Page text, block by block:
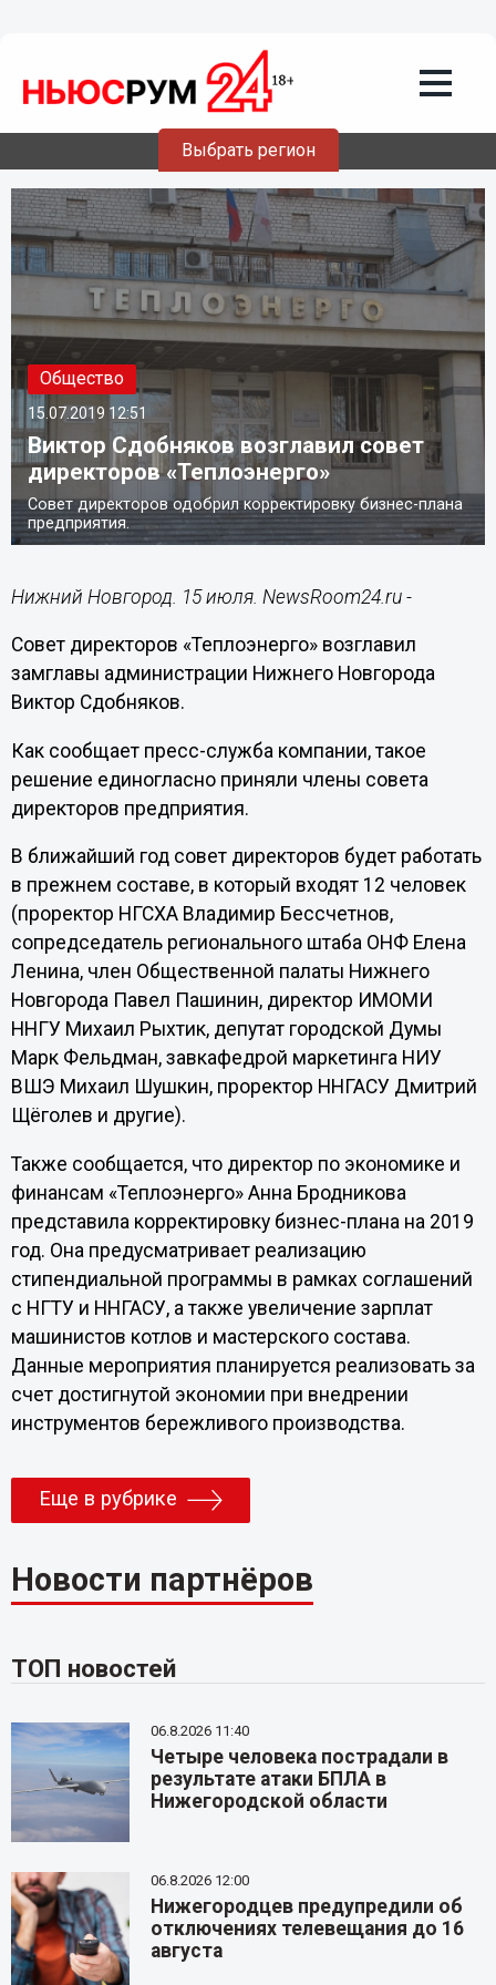
Выбрать регион
Общество
15.07.2019 12:51
Виктор Сдобняков возглавил совет
директоров «Теплоэнерго»
Совет директоров одобрил корректировку бизнес-плана
предприятия.
Нижний Новгород. 15 июля. NewsRoom24.ru -
Совет директоров «Теплоэнерго» возглавил
замглавы администрации Нижнего Новгорода
Виктор Сдобняков.
Как сообщает пресс-служба компании, такое
решение единогласно приняли члены совета
директоров предприятия.
В ближайший год совет директоров будет работать
в прежнем составе, в который входят 12 человек
(проректор НГСХА Владимир Бессчетнов,
сопредседатель регионального штаба ОНФ Елена
Ленина, член Общественной палаты Нижнего
Новгорода Павел Пашинин, директор ИМОМИ
ННГУ Михаил Рыхтик, депутат городской Думы
Марк Фельдман, завкафедрой маркетинга НИУ
ВШЭ Михаил Шушкин, проректор ННГАСУ Дмитрий
Щёголев и другие).
Также сообщается, что директор по экономике и
финансам «Теплоэнерго» Анна Бродникова
представила корректировку бизнес-плана на 2019
год. Она предусматривает реализацию
стипендиальной программы в рамках соглашений
с НГТУ и ННГАСУ, а также увеличение зарплат
машинистов котлов и мастерского состава.
Данные мероприятия планируется реализовать за
счет достигнутой экономии при внедрении
инструментов бережливого производства.
Еще в рубрике
Новости партнёров
ТОП новостей
06.8.2026 11:40
Четыре человека пострадали в
результате атаки БПЛА в
Нижегородской области
06.8.2026 12:00
Нижегородцев предупредили об
отключениях телевещания до 16
августа